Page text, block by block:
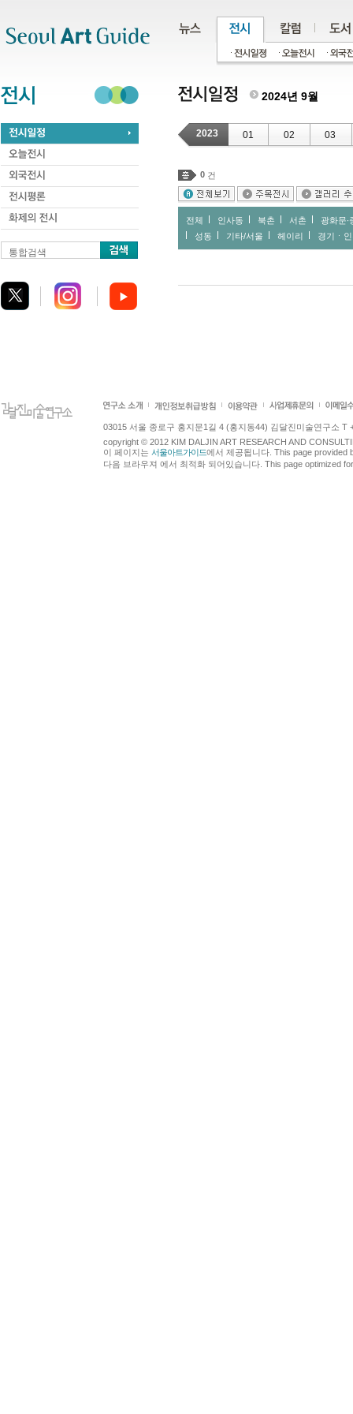
통합검색
2024년 9월
2023 01 02 03
0 건
전체 인사동 북촌 서촌
광화문∙
성동
기타/서울 헤이리 경기ㆍ
03015 서울 종로구 홍지문1길 4 (홍지동44) 김달진미술연구소 T
copyright © 2012 KIM DALJIN ART RESEARCH AND
이 페이지는 서울아트가이드에서 제공됩니다. This page provided
다음 브라우져 에서 최적화 되어있습니다. This page optimized